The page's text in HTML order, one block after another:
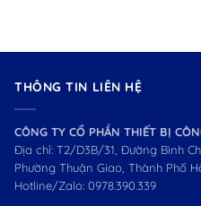
THÔNG TIN LIÊN HỆ
CÔNG TY CỔ PHẦN THIẾT BỊ
Địa chỉ: T2/D3B/31, Đường Bình
Phường Thuận Giao, Thành Phố
Hotline/Zalo: 0978.390.339